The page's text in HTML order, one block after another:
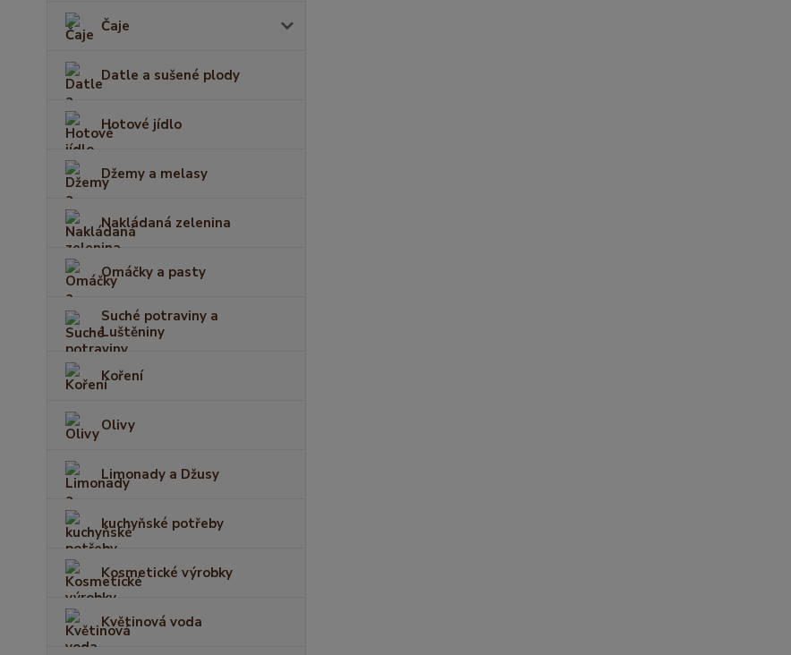
Čaje
Datle a sušené plody
Hotové jídlo
Džemy a melasy
Nakládaná zelenina
Omáčky a pasty
Suché potraviny a
Luštěniny
Koření
Olivy
Limonady a Džusy
kuchyňské potřeby
Kosmetické výrobky
Květinová voda